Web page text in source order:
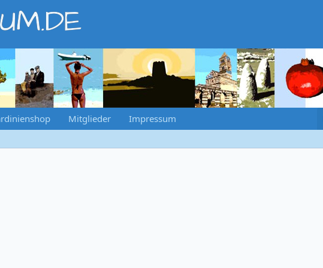
Mitglieder Impressum